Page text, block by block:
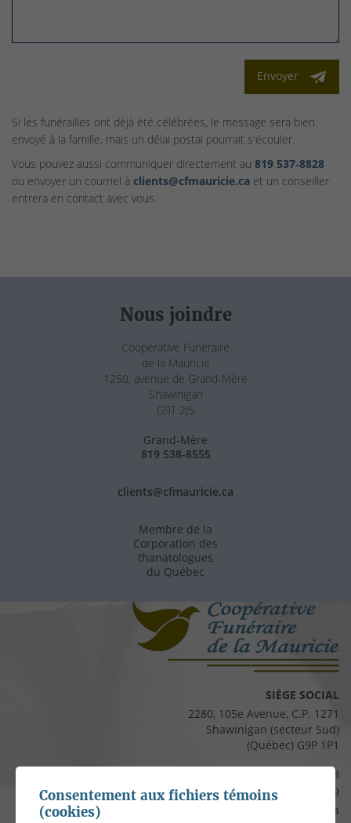
Envoyer
Si les funérailles ont déjà été célébrées, le message sera bien
envoyé à la famille, mais un délai postal pourrait s'écouler.
Vous pouvez aussi communiquer directement au 819 537‑8828
ou envoyer un courriel à clients@cfmauricie.ca et un conseiller
entrera en contact avec vous.
Nous joindre
Coopérative Funéraire
de la Mauricie
1250, avenue de Grand-Mère
Shawinigan
G9T 2J5
Grand-Mère
819 538-8555
clients@cfmauricie.ca
Membre de la
Corporation des
thanatologues
du Québec
SIÈGE SOCIAL
2280, 105e Avenue, C.P. 1271
Shawinigan (secteur Sud)
(Québec) G9P 1P1
819 537-8828
Télécopieur :819 537-8829
clients@cfmauricie.ca
Consentement aux fichiers témoins
(cookies)